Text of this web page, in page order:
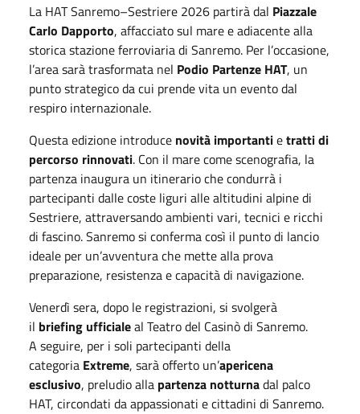
La HAT Sanremo–Sestriere 2026 partirà dal Piazzale
Carlo Dapporto, affacciato sul mare e adiacente alla
storica stazione ferroviaria di Sanremo. Per l’occasione,
l’area sarà trasformata nel Podio Partenze HAT, un
punto strategico da cui prende vita un evento dal
respiro internazionale.
Questa edizione introduce novità importantietratti di
percorso rinnovati. Con il mare come scenografia, la
partenza inaugura un itinerario che condurrà i
partecipanti dalle coste liguri alle altitudini alpine di
Sestriere, attraversando ambienti vari, tecnici e ricchi
di fascino. Sanremo si conferma così il punto di lancio
ideale per un’avventura che mette alla prova
preparazione, resistenza e capacità di navigazione.
Venerdì sera, dopo le registrazioni, si svolgerà
il briefing ufficialeal Teatro del Casinò di Sanremo.
A seguire, per i soli partecipanti della
categoria Extreme, sarà offerto un’apericena
esclusivo, preludio alla partenza notturnadal palco
HAT, circondati da appassionati e cittadini di Sanremo.